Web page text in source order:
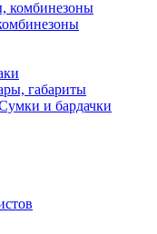
габариты
и бардачки